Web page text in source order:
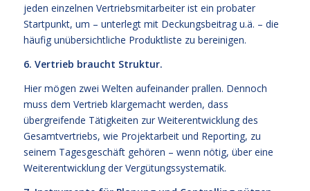
jeden einzelnen Vertriebsmitarbeiter ist ein probater
Startpunkt, um – unterlegt mit Deckungsbeitrag u.ä. – die
häufig unübersichtliche Produktliste zu bereinigen.
6. Vertrieb braucht Struktur.
Hier mögen zwei Welten aufeinander prallen. Dennoch
muss dem Vertrieb klargemacht werden, dass
übergreifende Tätigkeiten zur Weiterentwicklung des
Gesamtvertriebs, wie Projektarbeit und Reporting, zu
seinem Tagesgeschäft gehören – wenn nötig, über eine
Weiterentwicklung der Vergütungssystematik.